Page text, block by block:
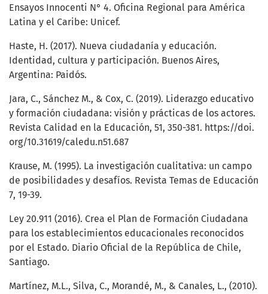
Ensayos Innocenti N° 4. Oficina Regional para América
Latina y el Caribe: Unicef.
Haste, H. (2017). Nueva ciudadanía y educación.
Identidad, cultura y participación. Buenos Aires,
Argentina: Paidós.
Jara, C., Sánchez M., & Cox, C. (2019). Liderazgo educativo
y formación ciudadana: visión y prácticas de los actores.
Revista Calidad en la Educación, 51, 350-381. https://doi.
org/10.31619/caledu.n51.687
Krause, M. (1995). La investigación cualitativa: un campo
de posibilidades y desafíos. Revista Temas de Educación
7, 19-39.
Ley 20.911 (2016). Crea el Plan de Formación Ciudadana
para los establecimientos educacionales reconocidos
por el Estado. Diario Oficial de la República de Chile,
Santiago.
Martínez, M.L., Silva, C., Morandé, M., & Canales, L., (2010).